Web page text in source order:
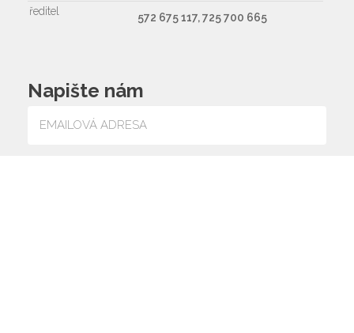
ředitel 572 675 117, 725 700 665
Napište nám